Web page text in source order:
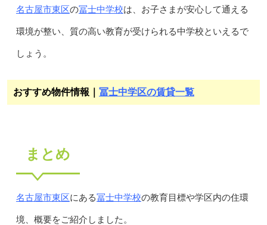
名古屋市東区の冨士中学校は、お子さまが安心して通える
環境が整い、質の高い教育が受けられる中学校といえるで
しょう。
おすすめ物件情報｜ 冨士中学区の賃貸一覧
まとめ
名古屋市東区にある冨士中学校の教育目標や学区内の住環
境、概要をご紹介しました。